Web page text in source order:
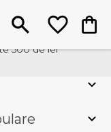
500 de lei